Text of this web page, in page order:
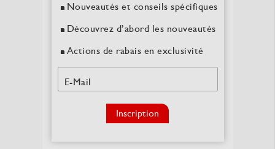
Nouveautés et conseils spécifiques
Découvrez d’abord les nouveautés
Actions de rabais en exclusivité
E-Mail
Inscription